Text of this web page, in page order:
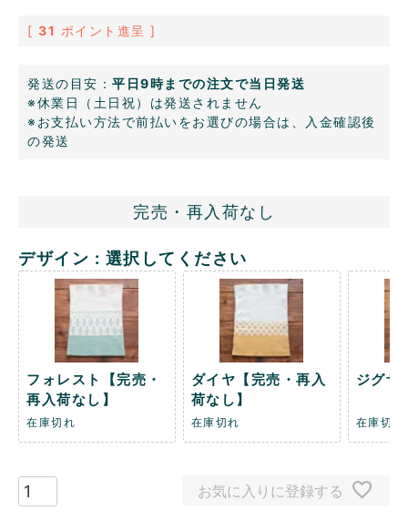
[ 31 ポイント進呈 ]
発送の目安： 平日9時までの注文で当日発送
※休業日（土日祝）は発送されません
※お支払い方法で前払いをお選びの場合は、入金確認後
の発送
完売・再入荷なし
デザイン 選択してください
フォレスト【完売・
再入荷なし】
在庫切れ
ダイヤ【完売・再入
荷なし】
在庫切れ
ジグザ
在庫切れ
お気に入りに登録する